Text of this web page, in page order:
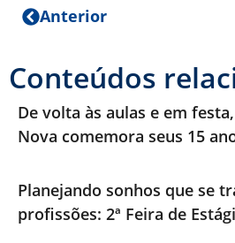
Anterior
Conteúdos
De volta às aulas e em
Nova comemora seus 15
Planejando sonhos que se
profissões: 2ª Feira de